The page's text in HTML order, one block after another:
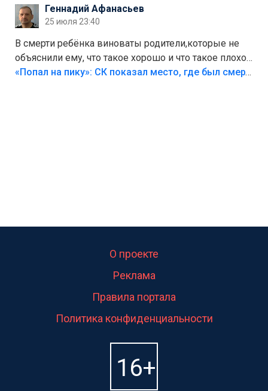
Геннадий Афанасьев
25 июля 23:40
В смерти ребёнка виноваты родители,которые не
объяснили ему, что такое хорошо и что такое плохо!
Лезть через такой забор,верх безумия,есть же
«Попал на пику»: СК показал место, где был смертельно травмирован ребенок в Тольятти
О проекте
Реклама
Правила портала
Политика конфиденциальности